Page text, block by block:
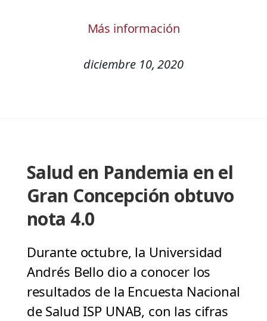
Más información
diciembre 10, 2020
Salud en Pandemia en el
Gran Concepción obtuvo
nota 4.0
Durante octubre, la Universidad
Andrés Bello dio a conocer los
resultados de la Encuesta Nacional
de Salud ISP UNAB, con las cifras